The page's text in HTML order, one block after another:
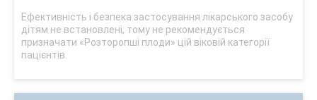
Ефективність і безпека застосування лікарського засобу
дітям не встановлені, тому не рекомендується
призначати «Розторопші плоди» цій віковій категорії
пацієнтів.